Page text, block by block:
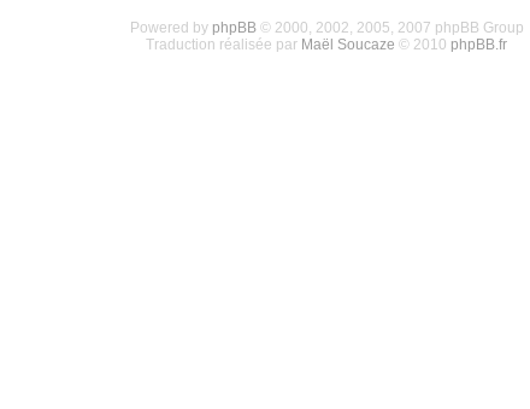
Powered by phpBB© 2000, 2002, 2005, 2007 phpBB Group
Traduction réalisée par Maël Soucaze © 2010 phpBB.fr